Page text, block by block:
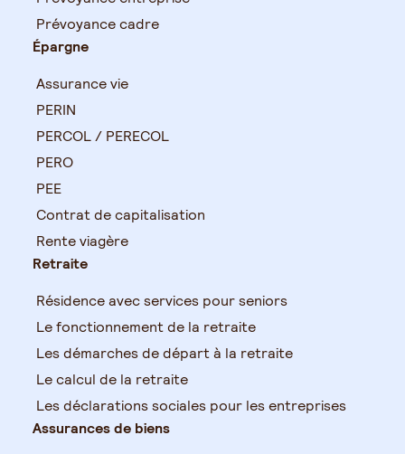
Prévoyance cadre
Épargne
Assurance vie
PERIN
PERCOL / PERECOL
PERO
PEE
Contrat de capitalisation
Rente viagère
Retraite
Résidence avec services pour seniors
Le fonctionnement de la retraite
Les démarches de départ à la retraite
Le calcul de la retraite
Les déclarations sociales pour les entreprises
Assurances de biens